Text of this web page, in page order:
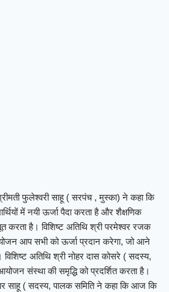
फुलेश्वरी साहू ( सरपंच , मुस्का) ने कहा कि
में नयी ऊर्जा पैदा करता है और शैक्षणिक
करता है। विशिष्ट अतिथि श्री परमेश्वर रजक
आप सभी को ऊर्जा प्रदान करेगा, जो आने
अतिथि श्री नोहर दास कोसरे ( सदस्य,
संस्था की समृद्धि को प्रदर्शित करता है।
साहू ( सदस्य, पालक समिति ने कहा कि आज कि